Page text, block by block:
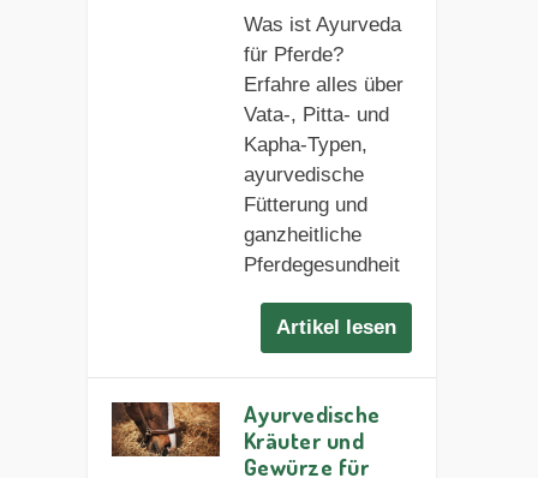
Was ist Ayurveda
für Pferde?
Erfahre alles über
Vata-, Pitta- und
Kapha-Typen,
ayurvedische
Fütterung und
ganzheitliche
Pferdegesundheit
Artikel lesen
Ayurvedische
Kräuter und
Gewürze für